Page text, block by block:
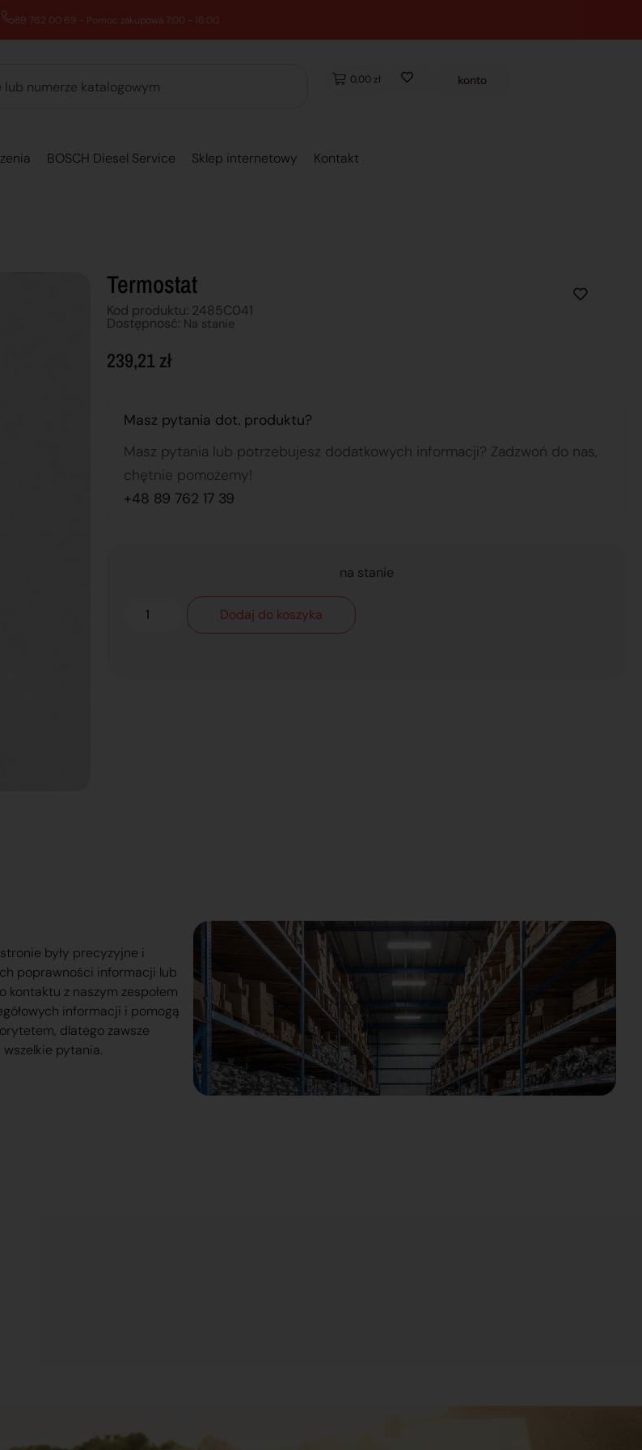
89 762 00 69 - Pomoc zakupowa 7:00 - 16:00
0,00 zł konto
BOSCH Diesel Service Sklep internetowy Kontakt
Termostat
Kod produktu: 2485C041
Dostępnosć: Na stanie
239,21zł
Masz pytania dot. produktu?
Masz pytania lub potrzebujesz dodatkowych informacji? Zadzwoń do nas,
chętnie pomożemy!
+48 89 762 17 39
na stanie
Dodaj do koszyka
były precyzyjne i
poprawności informacji lub
z naszym zespołem
informacji i pomogą
dlatego zawsze
pytania.